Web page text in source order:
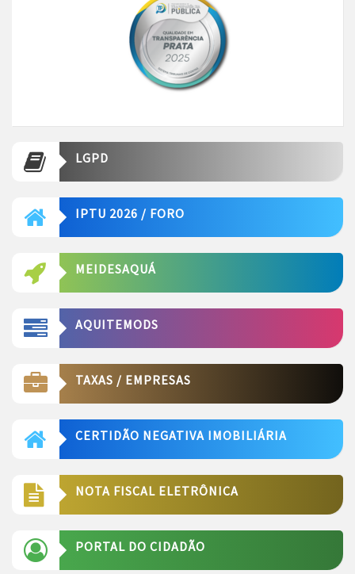
LGPD
IPTU 2026 / FORO
MEIDESAQUÁ
AQUITEMODS
TAXAS / EMPRESAS
CERTIDÃO NEGATIVA IMOBILIÁRIA
NOTA FISCAL ELETRÔNICA
PORTAL DO CIDADÃO